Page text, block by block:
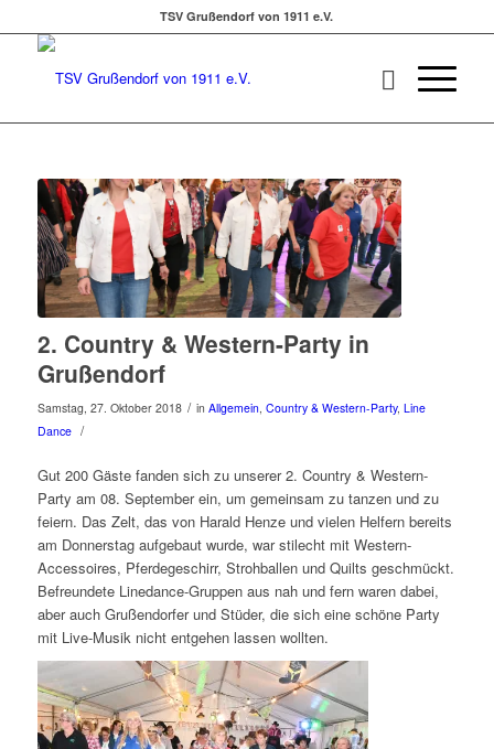
TSV Grußendorf von 1911 e.V.
2. Country & Western-Party in
Grußendorf
Samstag, 27. Oktober 2018 / in Allgemein, Country & Western-Party, Line
Dance /
Gut 200 Gäste fanden sich zu unserer 2. Country & Western-
Party am 08. September ein, um gemeinsam zu tanzen und zu
feiern. Das Zelt, das von Harald Henze und vielen Helfern bereits
am Donnerstag aufgebaut wurde, war stilecht mit Western-
Accessoires, Pferdegeschirr, Strohballen und Quilts geschmückt.
Befreundete Linedance-Gruppen aus nah und fern waren dabei,
aber auch Grußendorfer und Stüder, die sich eine schöne Party
mit Live-Musik nicht entgehen lassen wollten.